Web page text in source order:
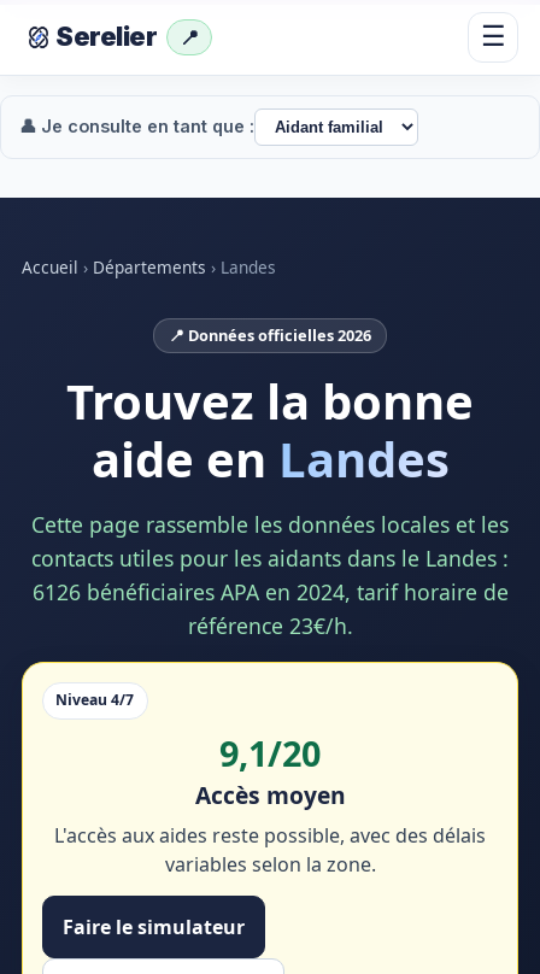
Serelier 📍 ☰
👤 Je consulte en tant que :
Accueil › Départements › Landes
📍 Données officielles 2026
Trouvez la bonne
aide en Landes
Cette page rassemble les données locales et les
contacts utiles pour les aidants dans le Landes :
6126 bénéficiaires APA en 2024, tarif horaire de
référence 23€/h.
Niveau 4/7
9,1/20
Accès moyen
L'accès aux aides reste possible, avec des délais
variables selon la zone.
Faire le simulateur